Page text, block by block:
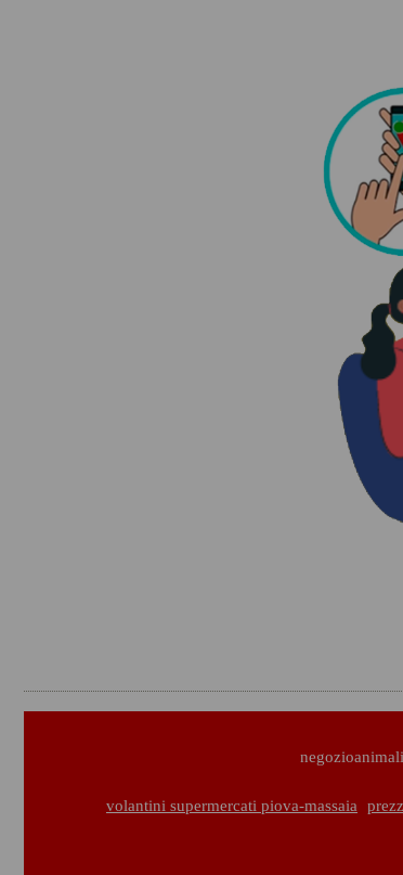
volantini supermercati piova-massaia